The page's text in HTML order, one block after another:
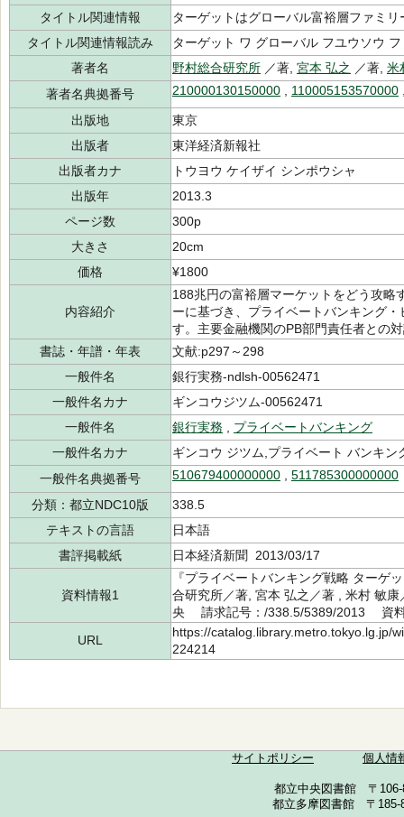
タイトル関連情報
ターゲットはグローバル富裕層ファミリ
タイトル関連情報読み
ターゲット ワ グローバル フユウソウ
著者名
野村総合研究所 ／著, 宮本 弘之 ／著, 米
著者名典拠番号
210000130150000 110005153570000
出版地
東京
出版者
東洋経済新報社
出版者カナ
トウヨウ ケイザイ シンポウシャ
出版年
2013.3
ページ数
300p
大きさ
20cm
価格
¥1800
内容紹介
188兆円の富裕層マーケットをどう攻略
ーに基づき、プライベートバンキング
す。主要金融機関のPB部門責任者との
書誌・年譜・年表
文献:p297～298
一般件名
銀行実務-ndlsh-00562471
一般件名カナ
ギンコウジツム-00562471
一般件名
銀行実務
プライベートバンキング
一般件名カナ
ギンコウ ジツム,プライベート バンキン
一般件名典拠番号
510679400000000 511785300000000
分類：都立NDC10版
338.5
テキストの言語
日本語
書評掲載紙
日本経済新聞 2013/03/17
資料情報1
『プライベートバンキング戦略 ター
合研究所／著, 宮本 弘之／著 , 米村 敏
央 請求記号：/338.5/5389/2013 資料
URL
https://catalog.library.metro.tokyo.lg.jp/
224214
サイトポリシー 個人情
都立中央図書館 〒
都立多摩図書館 〒185-